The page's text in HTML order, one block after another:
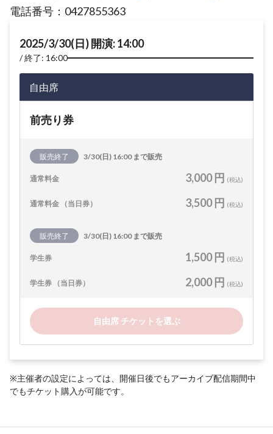
電話番号：0427855363
2025/3/30(日) 開演: 14:00
終了: 16:00
自由席
前売り券
販売終了 3/30(日) 16:00 まで販売
通常料金 3,000 円 (税込)
通常料金 （当日券） 3,500 円 (税込)
販売終了 3/30(日) 16:00 まで販売
学生券 1,500 円 (税込)
学生券 （当日券） 2,000 円 (税込)
自由席 チケットを選ぶ
※主催者の設定によっては、開催日後でもアーカイブ配信期間中
でもチケット購入が可能です。